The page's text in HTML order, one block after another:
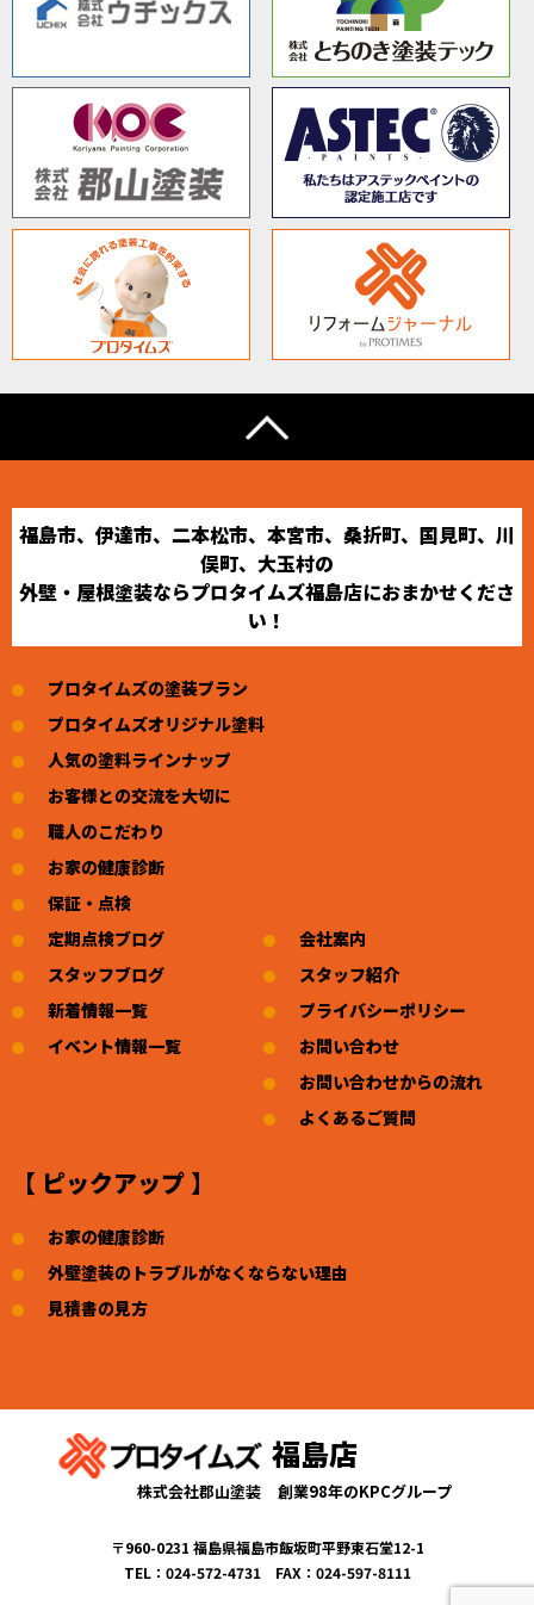
福島市、伊達市、二本松市、本宮市、桑折町、国見町、川
俣町、大玉村の
外壁・屋根塗装ならプロタイムズ福島店におまかせくださ
い！
プロタイムズの塗装プラン
プロタイムズオリジナル塗料
人気の塗料ラインナップ
お客様との交流を大切に
職人のこだわり
お家の健康診断
保証・点検
定期点検ブログ
スタッフブログ
新着情報一覧
イベント情報一覧
会社案内
スタッフ紹介
プライバシーポリシー
お問い合わせ
お問い合わせからの流れ
よくあるご質問
【 ピックアップ 】
お家の健康診断
外壁塗装のトラブルがなくならない理由
見積書の見方
福島店
株式会社郡山塗装 創業98年のKPCグループ
〒960-0231 福島県福島市飯坂町平野東石堂12-1
TEL：024-572-4731 FAX：024-597-8111